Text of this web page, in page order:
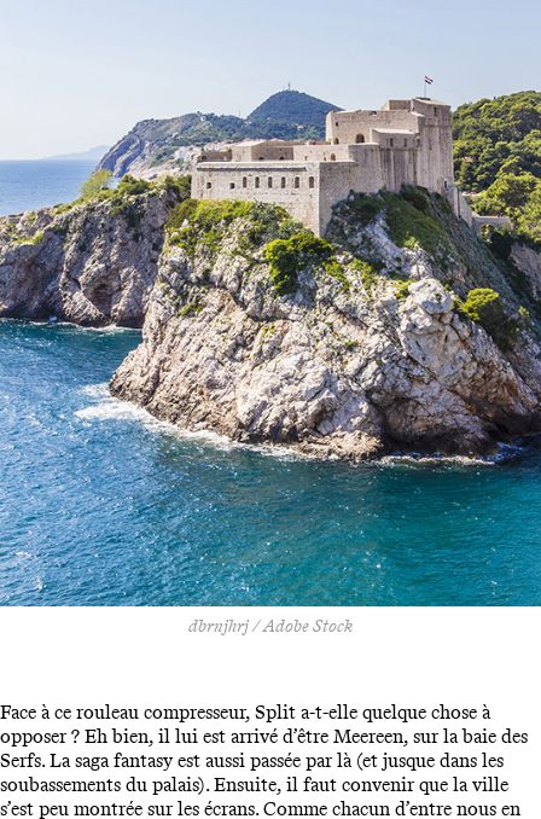
dbrnjhrj / Adobe Stock
Face à ce rouleau compresseur, Split a-t-elle quelque chose à
opposer ? Eh bien, il lui est arrivé d’être Meereen, sur la baie des
Serfs. La saga fantasy est aussi passée par là (et jusque dans les
soubassements du palais). Ensuite, il faut convenir que la ville
s’est peu montrée sur les écrans. Comme chacun d’entre nous en